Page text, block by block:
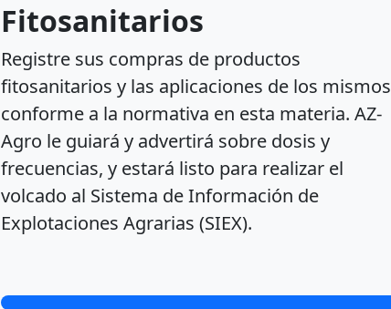
Fitosanitarios
Registre sus compras de productos
fitosanitarios y las aplicaciones de los mismos
conforme a la normativa en esta materia. AZ-
Agro le guiará y advertirá sobre dosis y
frecuencias, y estará listo para realizar el
volcado al Sistema de Información de
Explotaciones Agrarias (SIEX).